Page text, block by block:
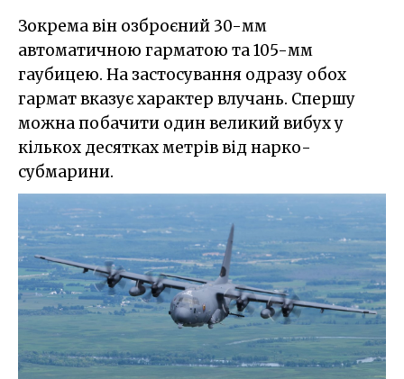
Зокрема він озброєний 30-мм
автоматичною гарматою та 105-мм
гаубицею. На застосування одразу обох
гармат вказує характер влучань. Спершу
можна побачити один великий вибух у
кількох десятках метрів від нарко-
субмарини.